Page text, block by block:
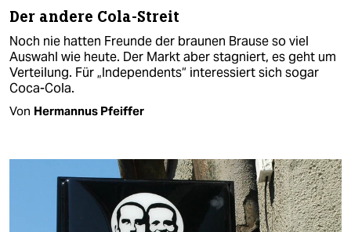
Der andere Cola-Streit
Noch nie hatten Freunde der braunen Brause so viel
Auswahl wie heute. Der Markt aber stagniert, es geht um
Verteilung. Für „Independents“ interessiert sich sogar
Coca-Cola.
Von Hermannus Pfeiffer